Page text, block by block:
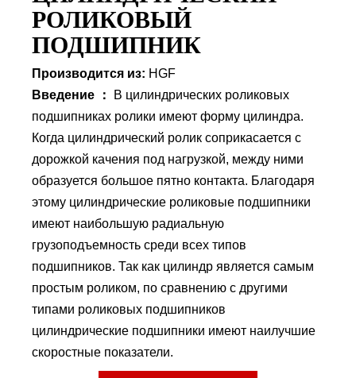
РОЛИКОВЫЙ
ПОДШИПНИК
Производится из: HGF
Введение ：
В цилиндрических роликовых
подшипниках ролики имеют форму цилиндра.
Когда цилиндрический ролик соприкасается с
дорожкой качения под нагрузкой, между ними
образуется большое пятно контакта. Благодаря
этому цилиндрические роликовые подшипники
имеют наибольшую радиальную
грузоподъемность среди всех типов
подшипников. Так как цилиндр является самым
простым роликом, по сравнению с другими
типами роликовых подшипников
цилиндрические подшипники имеют наилучшие
скоростные показатели.